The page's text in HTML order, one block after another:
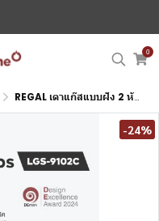
0
REGAL เตาแก๊สแบบฝัง 2 หัว Sabaf Air From Top ใช้ได้กับทุกเคาน์เตอร์ครัว หน้ากระจกนิรภัย Schott Clean Plus ผิวด้าน ทรงโค้ง
-24%